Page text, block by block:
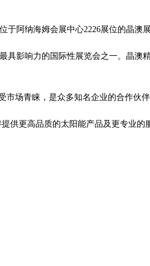
阿纳海姆会展中心2226展位的晶澳展
影响力的国际性展览会之一。晶澳
青睐，是众多知名企业的合作伙伴
更高品质的太阳能产品及更专业的